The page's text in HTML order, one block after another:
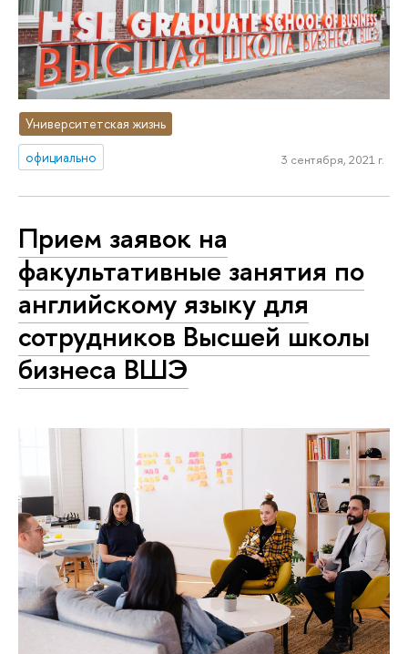
Университетская жизнь
официально
3 сентября, 2021 г.
Прием заявок на
факультативные занятия по
английскому языку для
сотрудников Высшей школы
бизнеса ВШЭ